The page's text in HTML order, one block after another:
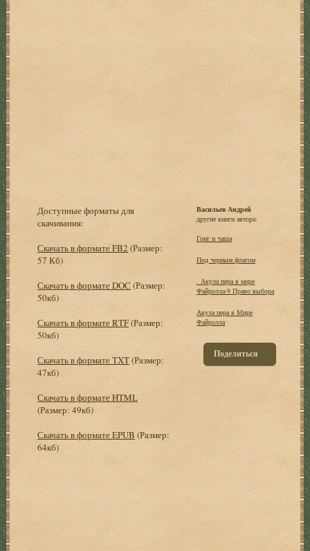
Доступные форматы для
скачивания:
Скачать в формате FB2 (Размер:
57 Кб)
Скачать в формате DOC (Размер:
50кб)
Скачать в формате RTF(Размер:
50кб)
Скачать в формате TXT(Размер:
47кб)
Скачать в формате HTML
(Размер: 49кб)
Скачать в формате EPUB (Размер:
64кб)
Васильев Андрей
другие книги автора:
Гонг и чаша
Под черным флагом
. Акула пера в мире
Файролла-9 Право выбора
Акула пера в Мире
Файролла
Поделиться